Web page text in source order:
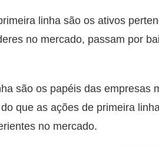
linha são os ativos
no mercado, passam por
são os papéis das empresas
que as ações de primeira
no mercado.